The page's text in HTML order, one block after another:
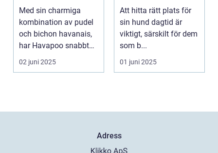
familjemedlem
Med sin charmiga
kombination av pudel
och bichon havanais,
har Havapoo snabbt
blivit en älsklin...
02 juni 2025
glädje för din
fyrfota vän
Att hitta rätt plats för
sin hund dagtid är
viktigt, särskilt för dem
som b...
01 juni 2025
Adress